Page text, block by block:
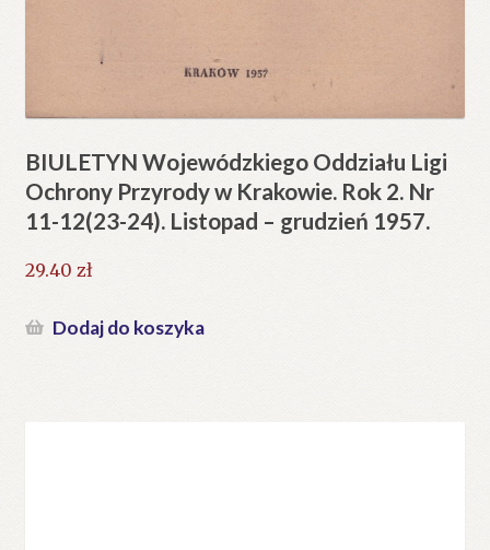
BIULETYN Wojewódzkiego Oddziału Ligi
Ochrony Przyrody w Krakowie. Rok 2. Nr
11-12(23-24). Listopad – grudzień 1957.
29.40 zł
Dodaj do koszyka